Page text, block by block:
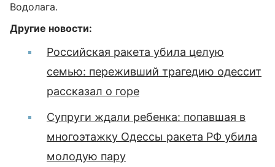
Водолага.
Другие новости:
Российская ракета убила целую
семью: переживший трагедию одессит
рассказал о горе
Супруги ждали ребенка: попавшая в
многоэтажку Одессы ракета РФ убила
молодую пару